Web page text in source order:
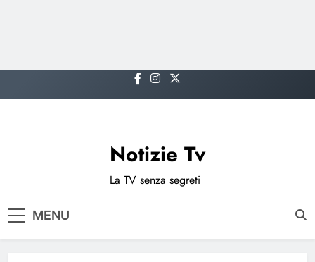
to
Notizie Tv
La TV senza segreti
MENU